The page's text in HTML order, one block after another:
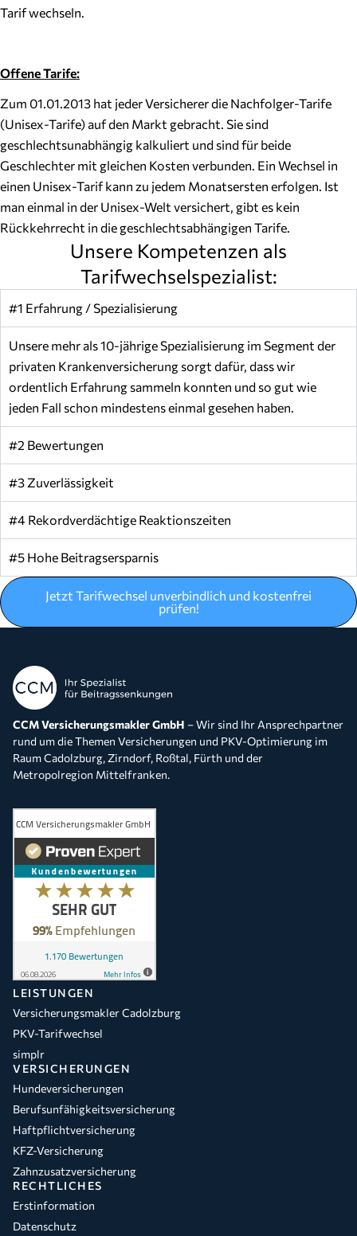
Tarif wechseln.
Offene Tarife:
Zum 01.01.2013 hat jeder Versicherer die Nachfolger-Tarife
(Unisex-Tarife) auf den Markt gebracht. Sie sind
geschlechtsunabhängig kalkuliert und sind für beide
Geschlechter mit gleichen Kosten verbunden. Ein Wechsel in
einen Unisex-Tarif kann zu jedem Monatsersten erfolgen. Ist
man einmal in der Unisex-Welt versichert, gibt es kein
Rückkehrrecht in die geschlechtsabhängigen Tarife.
Unsere Kompetenzen als
Tarifwechselspezialist:
#1 Erfahrung / Spezialisierung
Unsere mehr als 10-jährige Spezialisierung im Segment der
privaten Krankenversicherung sorgt dafür, dass wir
ordentlich Erfahrung sammeln konnten und so gut wie
jeden Fall schon mindestens einmal gesehen haben.
#2 Bewertungen
#3 Zuverlässigkeit
#4 Rekordverdächtige Reaktionszeiten
#5 Hohe Beitragsersparnis
Jetzt Tarifwechsel unverbindlich und kostenfrei
prüfen!
CCM Versicherungsmakler GmbH – Wir sind Ihr Ansprechpartner
rund um die Themen Versicherungen und PKV-Optimierung im
Raum Cadolzburg, Zirndorf, Roßtal, Fürth und der
Metropolregion Mittelfranken.
LEISTUNGEN
Versicherungsmakler Cadolzburg
PKV-Tarifwechsel
simplr
VERSICHERUNGEN
Hundeversicherungen
Berufsunfähigkeitsversicherung
Haftpflichtversicherung
KFZ-Versicherung
Zahnzusatzversicherung
RECHTLICHES
Erstinformation
Datenschutz